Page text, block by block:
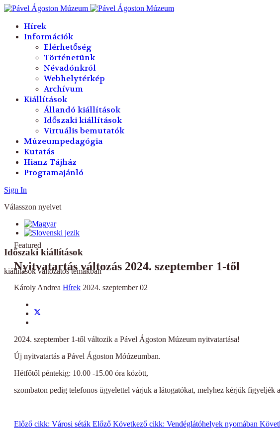
Hírek
Információk
Elérhetőség
Történetünk
Névadónkról
Webhelytérkép
Archívum
Kiállítások
Állandó kiállítások
Időszaki kiállítások
Virtuális bemutatók
Múzeumpedagógia
Kutatás
Hianz Tájház
Programajánló
Sign In
Válasszon nyelvet
Időszaki kiállítások
kiállítások változatos témákban
Featured
Nyitvatartás változás 2024. szeptember 1-től
Károly Andrea Hírek 2024. szeptember 02
2024. szeptember 1-től változik a Pável Ágoston Múzeum nyitvatartása!
Új nyitvatartás a Pável Ágoston Móúzeumban.
Hétfőtől péntekig: 10.00 -15.00 óra között,
szombaton pedig telefonos ügyelettel várjuk a látogatókat, melyhez kérjük figyeljék
Előző cikk: Városi séták Előző Következő cikk: Vendéglátóhelyek nyomában
év
hónap
év
hónap